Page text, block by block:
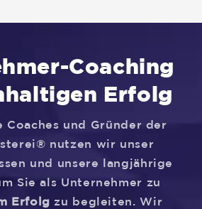
Coaching
Erfolg
Coaches und Gründer der
nutzen wir unser
und unsere langjährige
Sie als Unternehmer zu
Erfolg zu begleiten. Wir